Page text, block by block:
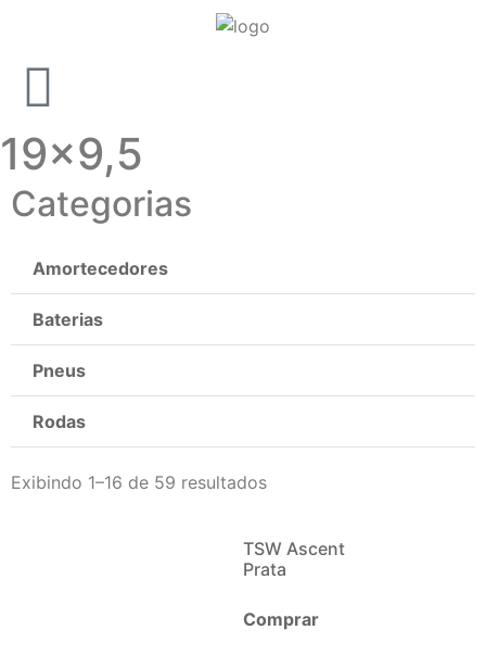
19x9,5
Categorias
Amortecedores
Baterias
Pneus
Rodas
Exibindo 1–16 de 59 resultados
TSW Ascent
Prata
Comprar